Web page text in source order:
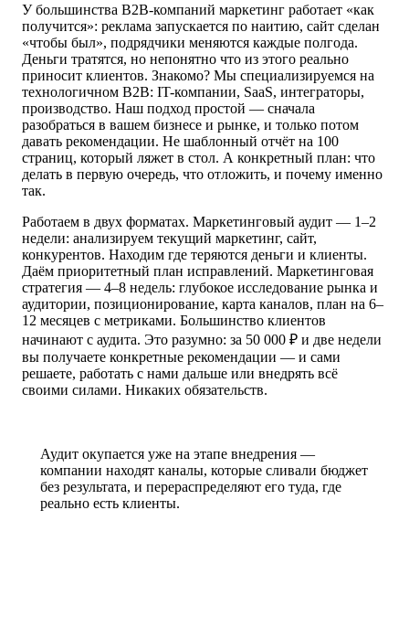
У большинства B2B-компаний маркетинг работает «как
получится»: реклама запускается по наитию, сайт сделан
«чтобы был», подрядчики меняются каждые полгода.
Деньги тратятся, но непонятно что из этого реально
приносит клиентов. Знакомо? Мы специализируемся на
технологичном B2B: IT-компании, SaaS, интеграторы,
производство. Наш подход простой — сначала
разобраться в вашем бизнесе и рынке, и только потом
давать рекомендации. Не шаблонный отчёт на 100
страниц, который ляжет в стол. А конкретный план: что
делать в первую очередь, что отложить, и почему именно
так.
Работаем в двух форматах. Маркетинговый аудит — 1–2
недели: анализируем текущий маркетинг, сайт,
конкурентов. Находим где теряются деньги и клиенты.
Даём приоритетный план исправлений. Маркетинговая
стратегия — 4–8 недель: глубокое исследование рынка и
аудитории, позиционирование, карта каналов, план на 6–
12 месяцев с метриками. Большинство клиентов
начинают с аудита. Это разумно: за 50 000 ₽ и две недели
вы получаете конкретные рекомендации — и сами
решаете, работать с нами дальше или внедрять всё
своими силами. Никаких обязательств.
Аудит окупается уже на этапе внедрения —
компании находят каналы, которые сливали бюджет
без результата, и перераспределяют его туда, где
реально есть клиенты.